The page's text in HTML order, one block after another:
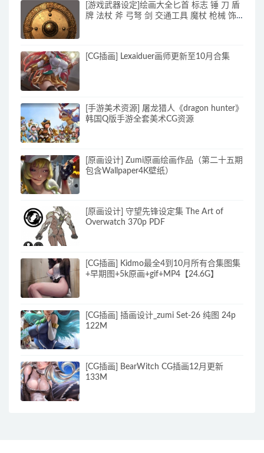
[游戏武器设定]绘画大全匕首 标志 锤 刀 盾
牌 法杖 斧 弓弩 剑 交通工具 魔杖 枪械 饰
[CG插画] Lexaiduer画师更新至10月合集
[手游美术资源] 屠龙猎人《dragon hunter》
韩国Q版手游全套美术CG资源
[原画设计] Zumi原画绘画作品（第二十五期
包含Wallpaper4K壁纸）
[原画设计] 守望先锋设定集 The Art of
Overwatch 370p PDF
[CG插画] Kidmo最全4到10月所有合集图集
+早期图+5k原画+gif+MP4【24.6G】
[CG插画] 插画设计_zumi Set-26 纯图 24p
122M
[CG插画] BearWitch CG插画12月更新
133M